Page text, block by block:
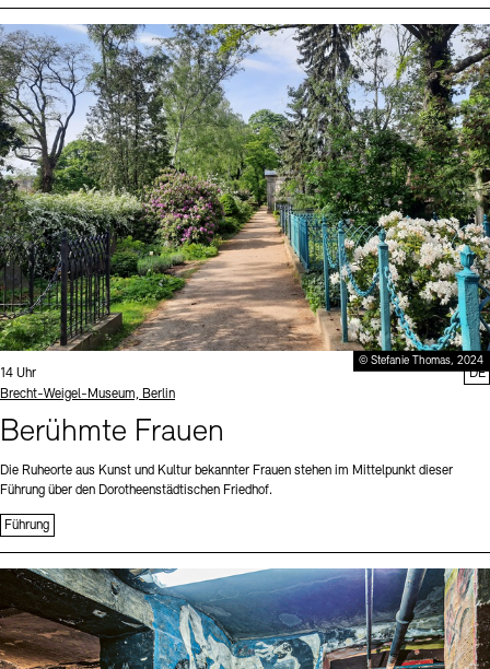
© Stefanie Thomas, 2024
Uhrzeit:
14 Uhr
Standort
Brecht-Weigel-Museum, Berlin
Berühmte Frauen
Die Ruheorte aus Kunst und Kultur bekannter Frauen stehen im Mittelpunkt dieser
Führung über den Dorotheenstädtischen Friedhof.
Führung
DE